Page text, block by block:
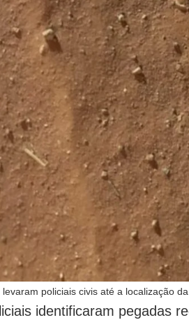
levaram policiais civis até a localização
identificaram pegadas